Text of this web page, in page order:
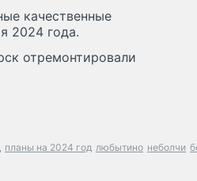
качественные
2024 года.
отремонтировали
планы на 2024 год любытино неболчи